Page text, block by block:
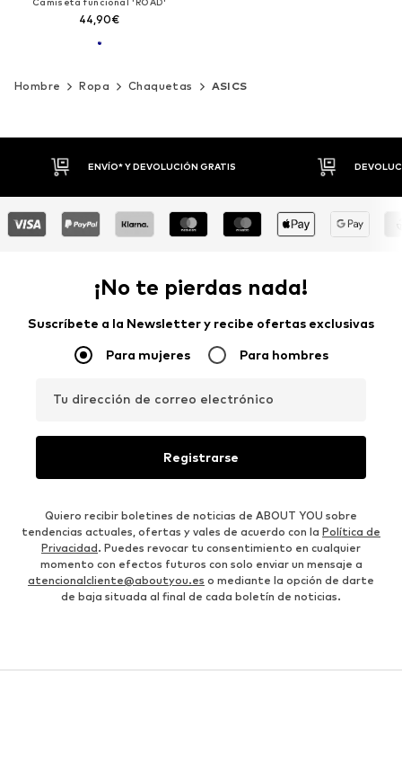
44,90€
Hombre Ropa Chaquetas ASICS
DEVOLUCIONES HASTA 30 DÍAS
¡No te pierdas nada!
Suscríbete a la Newsletter y recibe ofertas exclusivas
Para mujeres Para hombres
Tu dirección de correo electrónico
Registrarse
Quiero recibir boletines de noticias de ABOUT YOU sobre
tendencias actuales, ofertas y vales de acuerdo con la Política de
Privacidad. Puedes revocar tu consentimiento en cualquier
momento con efectos futuros con solo enviar un mensaje a
atencionalcliente@aboutyou.es o mediante la opción de darte
de baja situada al final de cada boletín de noticias.